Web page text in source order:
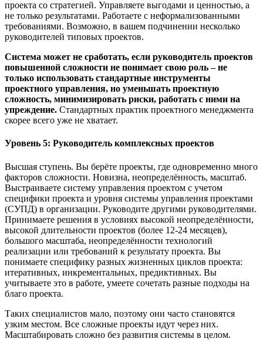
проекта со стратегией. Управляете выгодами и ценностью, а
не только результатами. Работаете с неформализованными
требованиями. Возможно, в вашем подчинении несколько
руководителей типовых проектов.
Система может не сработать, если руководитель проектов
повышенной сложности не понимает свою роль – не
только использовать стандартные инструменты
проектного управления, но уменьшать проектную
сложность, минимизировать риски, работать с ними на
упреждение. Стандартных практик проектного менеджмента
скорее всего уже не хватает.
Уровень 5: Руководитель комплексных проектов
Высшая ступень. Вы берёте проекты, где одновременно много
факторов сложности. Новизна, неопределённость, масштаб.
Выстраиваете систему управления проектом с учетом
специфики проекта и уровня системы управления проектами
(СУПД) в организации. Руководите другими руководителями.
Принимаете решения в условиях высокой неопределённости,
высокой длительности проектов (более 12-24 месяцев),
большого масштаба, неопределённости технологий
реализации или требований к результату проекта. Вы
понимаете специфику разных жизненных циклов проекта:
итеративных, инкрементальных, предиктивных. Вы
учитываете это в работе, умеете сочетать разные подходы на
благо проекта.
Таких специалистов мало, поэтому они часто становятся
узким местом. Все сложные проекты идут через них.
Масштабировать сложно без развития системы в целом.